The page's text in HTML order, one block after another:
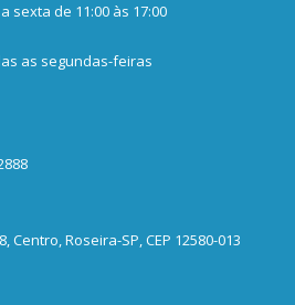
sexta de 11:00 às 17:00
as segundas-feiras
Centro, Roseira-SP, CEP 12580-013